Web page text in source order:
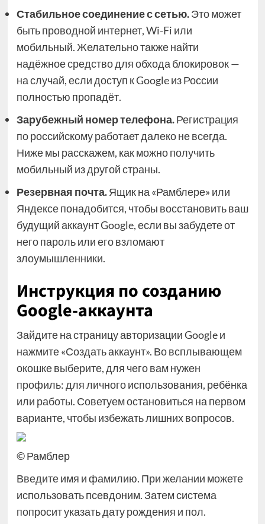
Стабильное соединение с сетью.Это может
быть проводной интернет, Wi-Fi или
мобильный. Желательно также найти
надёжное средство для обхода блокировок —
на случай, если доступ к Google из России
полностью пропадёт.
Зарубежный номер телефона.Регистрация
по российскому работает далеко не всегда.
Ниже мы расскажем, как можно получить
мобильный из другой страны.
Резервная почта.Ящик на «Рамблере» или
Яндексе понадобится, чтобы восстановить ваш
будущий аккаунт Google, если вы забудете от
него пароль или его взломают
злоумышленники.
Инструкция по созданию
Google-аккаунта
Зайдите на страницу авторизации Google и
нажмите «Создать аккаунт». Во всплывающем
окошке выберите, для чего вам нужен
профиль: для личного использования, ребёнка
или работы. Советуем остановиться на первом
варианте, чтобы избежать лишних вопросов.
© Рамблер
Введите имя и фамилию. При желании можете
использовать псевдоним. Затем система
попросит указать дату рождения и пол.